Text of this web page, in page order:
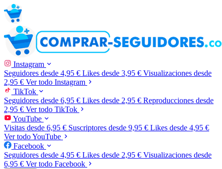
Instagram
Seguidores desde 4,95 € Likes desde 3,95 € Visualizaciones desde
2,95 € Ver todo Instagram
TikTok
Seguidores desde 6,95 € Likes desde 2,95 € Reproducciones desde
2,95 € Ver todo TikTok
YouTube
Visitas desde 6,95 € Suscriptores desde 9,95 € Likes desde 4,95 €
Ver todo YouTube
Facebook
Seguidores desde 4,95 € Likes desde 2,95 € Visualizaciones desde
6,95 € Ver todo Facebook